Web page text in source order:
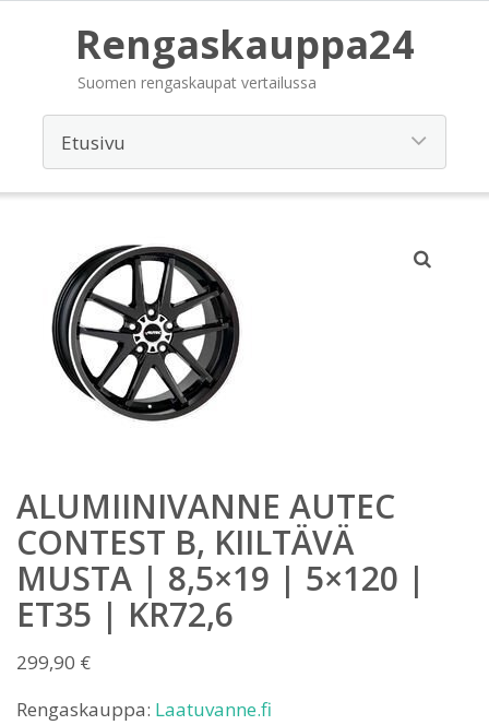
Rengaskauppa24
Suomen rengaskaupat vertailussa
ALUMIINIVANNE AUTEC
CONTEST B, KIILTÄVÄ
MUSTA | 8,5×19 | 5×120 |
ET35 | KR72,6
299,90 €
Rengaskauppa: Laatuvanne.fi